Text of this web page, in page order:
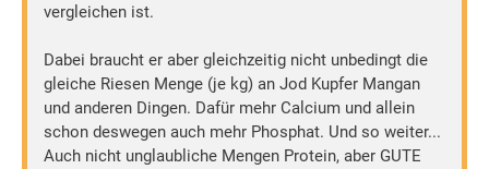
vergleichen ist.
Dabei braucht er aber gleichzeitig nicht unbedingt die
gleiche Riesen Menge (je kg) an Jod Kupfer Mangan
und anderen Dingen. Dafür mehr Calcium und allein
schon deswegen auch mehr Phosphat. Und so weiter...
Auch nicht unglaubliche Mengen Protein, aber GUTE